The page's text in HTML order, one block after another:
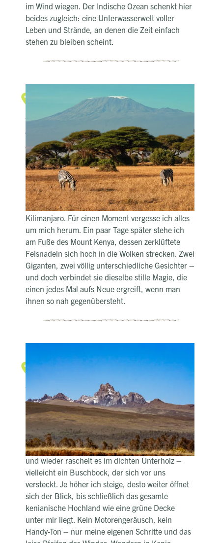
im Wind wiegen. Der Indische Ozean schenkt hier
beides zugleich: eine Unterwasserwelt voller
Leben und Strände, an denen die Zeit einfach
stehen zu bleiben scheint.
Unvergessliche Ausblicke
Zwischen Wolken und Gipfeln –
Kilimanjaro und Mount Kenya im
Blick
Der Sonnenaufgang taucht die Ebene in ein
sanftes Gold, als ich aus meinem Zelt trete und
den Atem anhalte. Dort, über dem Dunst der
Savanne, schwebt er scheinbar schwerelos am
Horizont: der schneebedeckte Gipfel des
Kilimanjaro. Für einen Moment vergesse ich alles
um mich herum. Ein paar Tage später stehe ich
am Fuße des Mount Kenya, dessen zerklüftete
Felsnadeln sich hoch in die Wolken strecken. Zwei
Giganten, zwei völlig unterschiedliche Gesichter –
und doch verbindet sie dieselbe stille Magie, die
einen jedes Mal aufs Neue ergreift, wenn man
ihnen so nah gegenübersteht.
Wanderabenteuer
Zu Fuß durchs Hochland – dem
Himmel ein Stück näher
Der Boden unter meinen Wanderschuhen ist
weich vom nächtlichen Regen, während ich mich
durch die Ausläufer der Aberdares kämpfe. Der
würzige Duft von Bergwald liegt in der Luft, hin
und wieder raschelt es im dichten Unterholz –
vielleicht ein Buschbock, der sich vor uns
versteckt. Je höher ich steige, desto weiter öffnet
sich der Blick, bis schließlich das gesamte
kenianische Hochland wie eine grüne Decke
unter mir liegt. Kein Motorengeräusch, kein
Handy-Ton – nur meine eigenen Schritte und das